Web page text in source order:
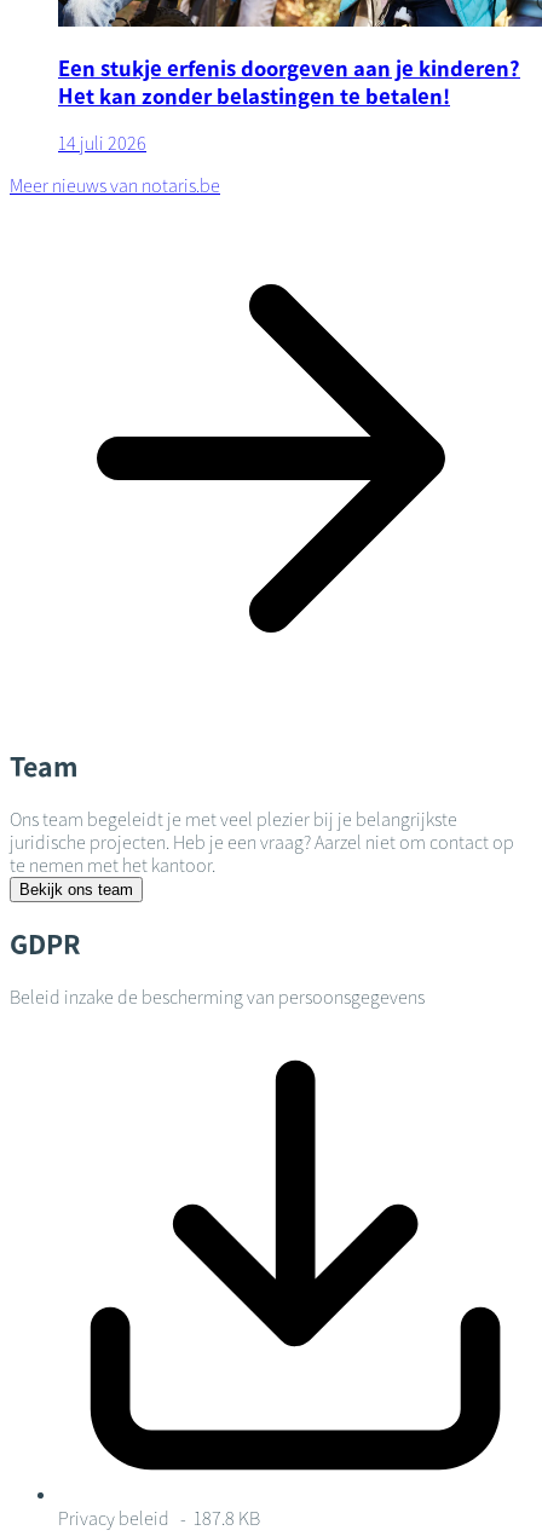
Een stukje erfenis doorgeven aan je kinderen?
Het kan zonder belastingen te betalen!
14 juli 2026
Meer nieuws van notaris.be
Team
Ons team begeleidt je met veel plezier bij je belangrijkste
juridische projecten. Heb je een vraag? Aarzel niet om contact op
te nemen met het kantoor.
Bekijk ons team
GDPR
Beleid inzake de bescherming van persoonsgegevens
Privacy beleid - 187.8 KB